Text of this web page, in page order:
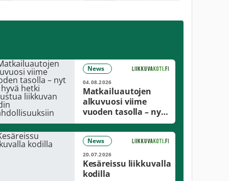
News
04.08.2026
Matkailuautojen
alkuvuosi viime
vuoden tasolla – nyt
on hyvä hetki
tutustua liikkuvan
kodin
mahdollisuuksiin
News
20.07.2026
Kesäreissu liikkuvalla
kodilla